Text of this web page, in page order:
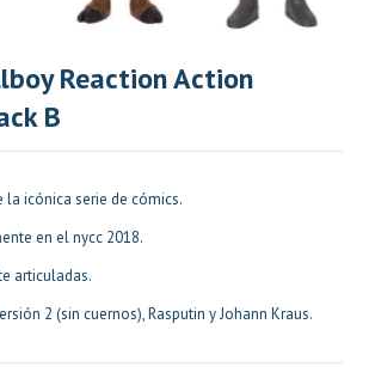
Reaction Action
B
la icónica serie de cómics.
en el nycc 2018.
articuladas.
2 (sin cuernos), Rasputin y Johann Kraus.